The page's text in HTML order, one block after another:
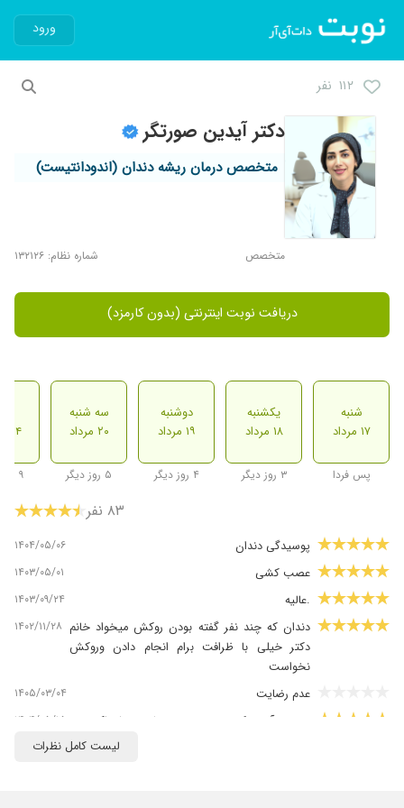
ورود
۱۱۲ نفر
دکتر آیدین صورتگر
متخصص درمان ریشه دندان (اندودانتیست)
متخصص شماره نظام: ۱۳۲۱۲۶
دریافت نوبت اینترنتی (بدون کارمزد)
شنبه
۱۷ مرداد
پس فردا
یکشنبه
۱۸ مرداد
۳ روز دیگر
دوشنبه
۱۹ مرداد
۴ روز دیگر
سه شنبه
۲۰ مرداد
۵ روز دیگر
۲۴ مرداد
۹ روز دیگر
۸۳ نفر
پوسیدگی دندان ۱۴۰۴/۰۵/۰۶
عصب کشی ۱۴۰۳/۰۵/۰۱
.عالیه ۱۴۰۳/۰۹/۲۴
دندان که چند نفر گفته بودن روکش میخواد خانم
دکتر خیلی با ظرافت برام انجام دادن وروکش
نخواست
۱۴۰۲/۱۱/۲۸
عدم رضایت ۱۴۰۵/۰۳/۰۴
دندونم آبسه کرده بود و وضعیتش وحشتناک بود
اما ایشون با مهارت زیاد مشکلم رو حل کردند.
۱۴۰۴/۰۵/۱۵
لیست کامل نظرات